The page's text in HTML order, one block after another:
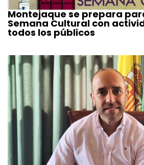
Montejaque se prepara
Semana Cultural con
todos los públicos